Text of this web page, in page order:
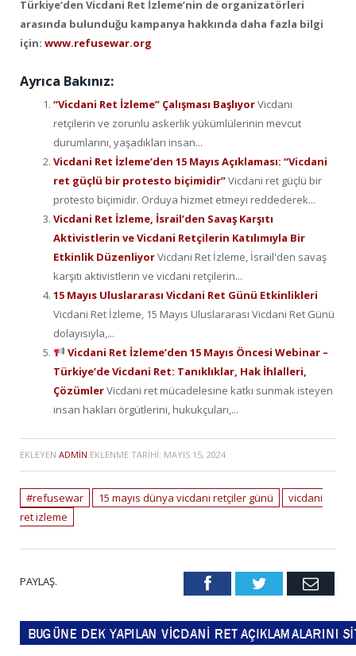
Türkiye’den Vicdani Ret İzleme’nin de organizatörleri
arasında bulunduğu kampanya hakkında daha fazla bilgi
için: www.refusewar.org
Ayrıca Bakınız:
“Vicdani Ret İzleme” Çalışması BaşlıyorVicdani
retçilerin ve zorunlu askerlik yükümlülerinin mevcut
durumlarını, yaşadıkları insan...
Vicdani Ret İzleme’den 15 Mayıs Açıklaması: “Vicdani
ret güçlü bir protesto biçimidir”Vicdani ret güçlü bir
protesto biçimidir. Orduya hizmet etmeyi reddederek...
Vicdani Ret İzleme, İsrail’den Savaş Karşıtı
Aktivistlerin ve Vicdani Retçilerin Katılımıyla Bir
Etkinlik DüzenliyorVicdani Ret İzleme, İsrail'den savaş
karşıtı aktivistlerin ve vicdani retçilerin...
15 Mayıs Uluslararası Vicdani Ret Günü Etkinlikleri
Vicdani Ret İzleme, 15 Mayıs Uluslararası Vicdani Ret Günü
dolayısıyla,...
Vicdani Ret İzleme’den 15 Mayıs Öncesi Webinar –
Türkiye’de Vicdani Ret: Tanıklıklar, Hak İhlalleri,
ÇözümlerVicdani ret mücadelesine katkı sunmak isteyen
insan hakları örgütlerini, hukukçuları,...
EKLEYEN ADMIN EKLENME TARIHI: MAYIS 15, 2024
#refusewar 15 mayıs dünya vicdani retçiler günü
vicdani
ret izleme
PAYLAŞ. FacebookTwitter Email